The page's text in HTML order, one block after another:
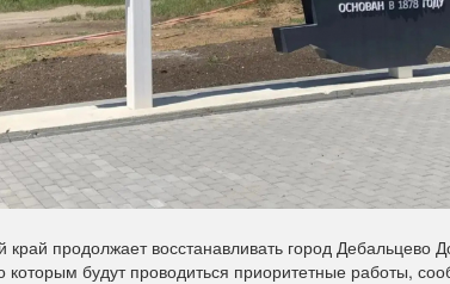
край продолжает восстанавливать город
которым будут проводиться приоритетные работы,